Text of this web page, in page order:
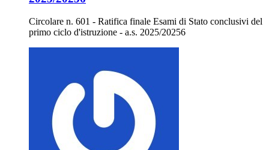
Circolare n. 601 - Ratifica finale Esami di Stato conclusivi del
primo ciclo d'istruzione - a.s. 2025/20256